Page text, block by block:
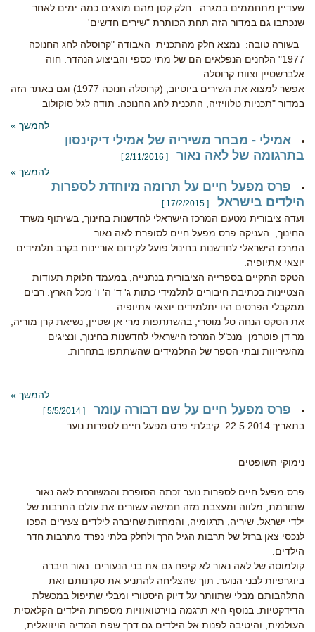
שעדיין מתחממים במגרה.. חלק קטן מהם מוצגים כמה ימים לאחר
שנכתבו גם במדור הזה תחת הכותרת "שירים חדשים'
בשורה טובה: נמצא חלק מהתכנית האבודה "קרוסלה לחג החנוכה
1977" הלחנים הנפלאים הם של מתי כספי והביצוע הנהדר: חוה
אלברשטיין וצוות קרוסלה.
אפשר למצוא את השירים ביוטיוב, (קרוסלה חנוכה 1977) וגם באתר הזה
במדור "תכניות טלוויזיה, התכנית לחג החנוכה. תודה לגל סוקולוב
להמשך »
אמילי - מבחר משיריה של אמילי דיקינסון
בתרגומה של לאה נאור
[ 2/11/2016 ]
להמשך »
פרס מפעל חיים על תרומה מיוחדת לספרות
הילדים בישראל
[ 17/2/2015 ]
ועדה ציבורית מטעם המרכז הישראלי לחדשנות בחינוך, בשיתוף משרד
החינוך, העניקה פרס מפעל חיים לסופרת לאה נאור
המרכז הישראלי לחדשנות בחינול פועל לקידום אוריינות בקרב תלמידים
יוצאי אתיופיה.
הטקס התקיים בספרייה הציבורית בנתנייה, במעמד חלוקת תעודות
הצטיינות בכתיבת חיבורים לתלמידי כתות ג' ד' ה' ו' מכל הארץ. רבים
ממקבלי הפרסים היו יתלמידים יוצאי אתיופיה.
את הטקס הנחה טל מוסרי, בהשתתפות מרי אן שטיין, נשיאת קרן מוריה,
מר דן פוטרמן מנכ"ל המרכז הישראלי לחדשנות בחינוך, ונציגים
מהעיריוות ובתי הספר של התלמידים שהשתתפו בתחרות.
להמשך »
פרס מפעל חיים על שם דבורה עומר [ 5/5/2014 ]
בתאריך 22.5.2014 קיבלתי פרס מפעל חיים לספרות נוער
נימוקי השופטים
פרס מפעל חיים לספרות נוער זכתה הסופרת והמשוררת לאה נאור.
שתורמת, מלווה ומעצבת מזה חמישה עשורים את עולם התרבות של
ילדי ישראל. שיריה, תרגומיה, והמחזות שחיברה לילדים צעירים הפכו
לנכסי צאן ברזל של תרבות הגיל הרך ולחלק בלתי נפרד מתרבות חדר
הילדים.
קולמוסה של לאה נאור לא קיפח גם את בני הנעורים. נאור חיברה
ביוגרפיות לבני הנוער. תוך שהצליחה להתניע את סקרנותם ואת
התלהבותם מבלי שתוותר על דיוק היסטורי ומבלי שתיפול במכשלת
הדידקטיות. בנוסף היא תרגמה בוירטואוזיות מספרות הילדים הקלאסית
העולמית, והיטיבה לפנות אל הילדים גם דרך שפת המדיה הויזואלית,